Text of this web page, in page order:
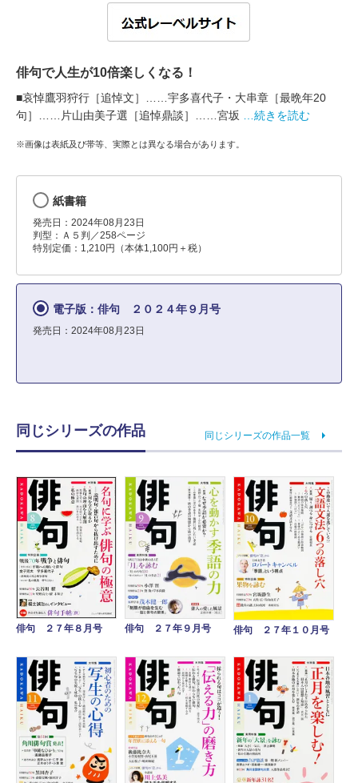
俳句で人生が10倍楽しくなる！
■哀悼鷹羽狩行［追悼文］……宇多喜代子・大串章［最晩年20
句］……片山由美子選［追悼鼎談］……宮坂
…続きを読む
※画像は表紙及び帯等、実際とは異なる場合があります。
紙書籍
発売日：2024年08月23日
判型：Ａ５判／258ページ
特別定価：1,210円（本体1,100円＋税）
電子版：俳句 ２０２４年９月号
発売日：2024年08月23日
同じシリーズの作品 同じシリーズの作品一覧
俳句 ２７年８月号 俳句 ２７年９月号 俳句 ２７年１０月号